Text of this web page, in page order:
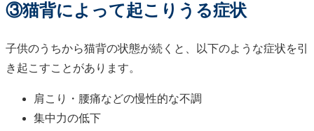
③猫背によって起こりうる症状
子供のうちから猫背の状態が続くと、以下のような症状を引
き起こすことがあります。
肩こり・腰痛などの慢性的な不調
集中力の低下